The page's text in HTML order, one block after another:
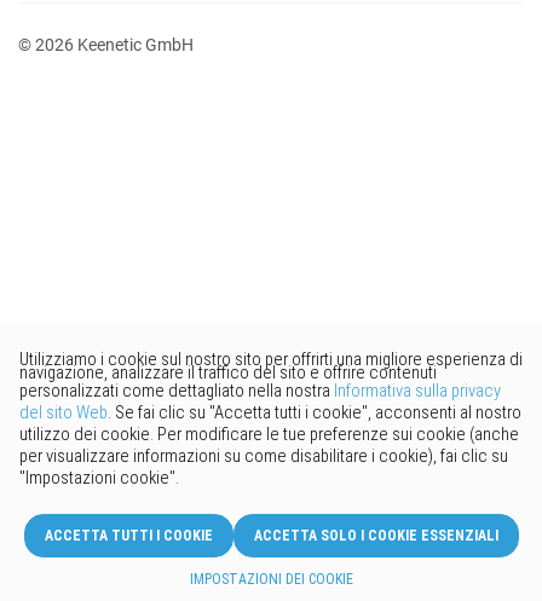
© 2026 Keenetic GmbH